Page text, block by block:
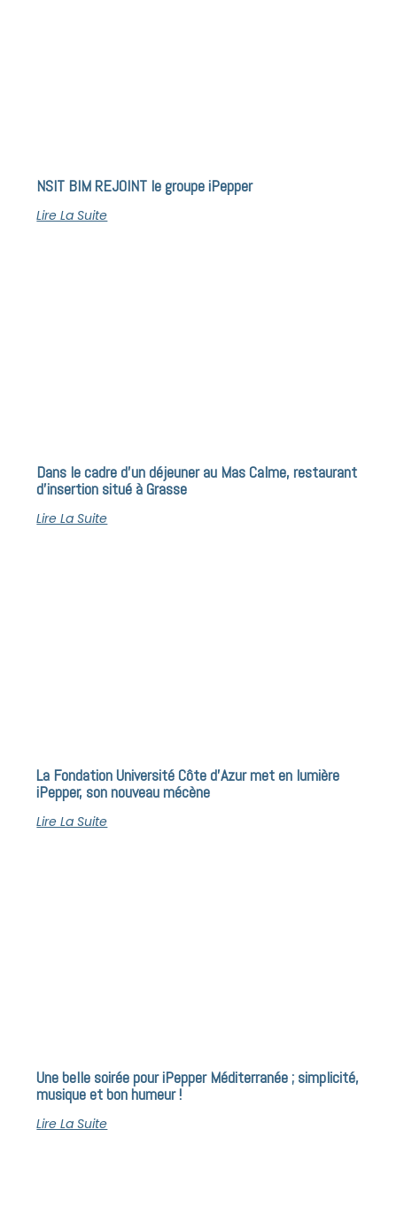
NSIT BIM REJOINT le groupe iPepper
Lire La Suite
Dans le cadre d’un déjeuner au Mas Calme, restaurant
d’insertion situé à Grasse
Lire La Suite
La Fondation Université Côte d’Azur met en lumière
iPepper, son nouveau mécène
Lire La Suite
Une belle soirée pour iPepper Méditerranée ; simplicité,
musique et bon humeur !
Lire La Suite